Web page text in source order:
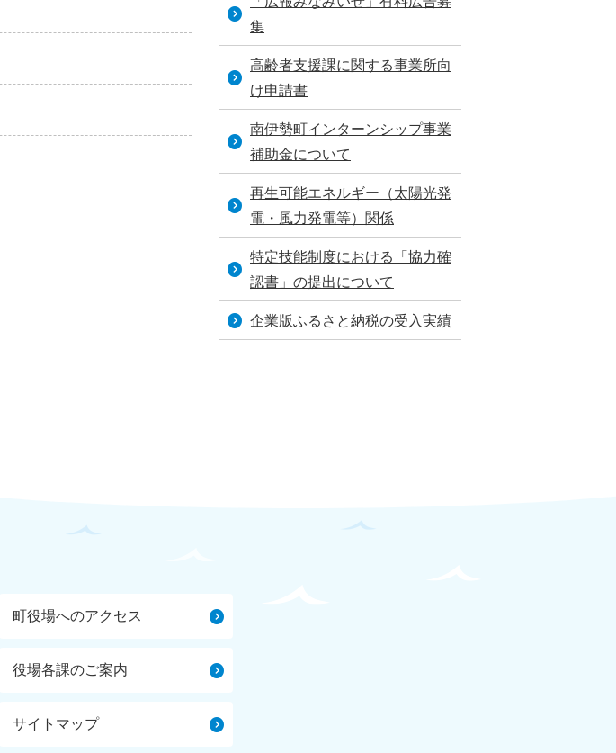
集
高齢者支援課に関する事業所向
け申請書
南伊勢町インターンシップ事業
補助金について
再生可能エネルギー（太陽光発
電・風力発電等）関係
特定技能制度における「協力確
認書」の提出について
企業版ふるさと納税の受入実績
町役場へのアクセス
役場各課のご案内
サイトマップ